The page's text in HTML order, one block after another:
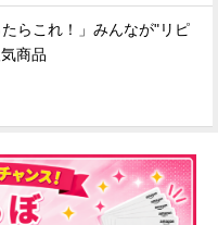
たらこれ！」みんなが"リピ
商品